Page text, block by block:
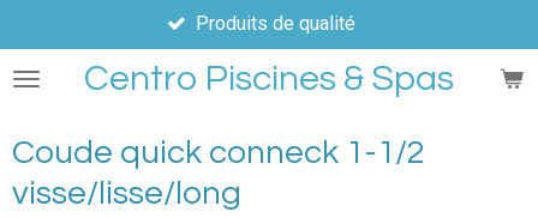
au
contenuCentro Piscines & Spas
Produits de qualité
Coude quick conneck 1-1/2
visse/lisse/long